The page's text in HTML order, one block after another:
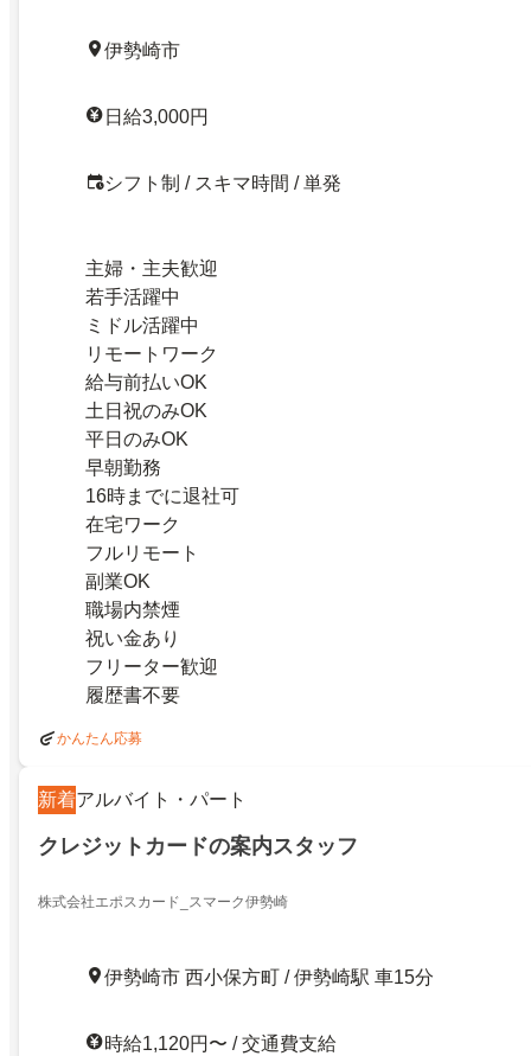
伊勢崎市
日給3,000円
シフト制 / スキマ時間 / 単発
主婦・主夫歓迎
若手活躍中
ミドル活躍中
リモートワーク
給与前払いOK
土日祝のみOK
平日のみOK
早朝勤務
16時までに退社可
在宅ワーク
フルリモート
副業OK
職場内禁煙
祝い金あり
フリーター歓迎
履歴書不要
かんたん応募
新着アルバイト・パート
クレジットカードの案内スタッフ
株式会社エポスカード_スマーク伊勢崎
伊勢崎市 西小保方町 / 伊勢崎駅 車15分
時給1,120円〜 / 交通費支給